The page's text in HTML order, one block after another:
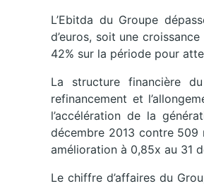
L’Ebitda du Groupe
d’euros, soit une
42% sur la période pour
La structure financière
refinancement et
l’accélération de la
décembre 2013 contre 509
amélioration à 0,85x au 31
Le chiffre d’affaires du